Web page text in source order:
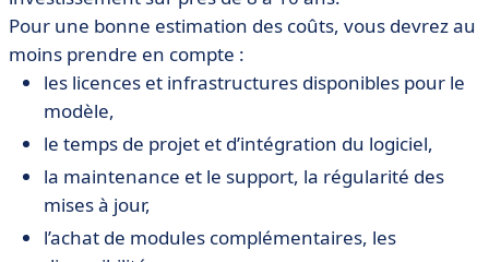
Pour une bonne estimation des coûts, vous devrez au
moins prendre en compte :
les licences et infrastructures disponibles pour le
modèle,
le temps de projet et d’intégration du logiciel,
la maintenance et le support, la régularité des
mises à jour,
l’achat de modules complémentaires, les